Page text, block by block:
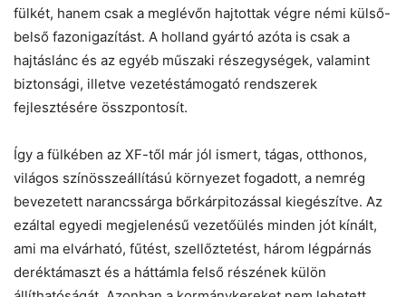
fülkét, hanem csak a meglévőn hajtottak végre némi külső-
belső fazonigazítást. A holland gyártó azóta is csak a
hajtáslánc és az egyéb műszaki részegységek, valamint
biztonsági, illetve vezetéstámogató rendszerek
fejlesztésére összpontosít.
Így a fülkében az XF-től már jól ismert, tágas, otthonos,
világos színösszeállítású környezet fogadott, a nemrég
bevezetett narancssárga bőrkárpitozással kiegészítve. Az
ezáltal egyedi megjelenésű vezetőülés minden jót kínált,
ami ma elvárható, fűtést, szellőztetést, három légpárnás
deréktámaszt és a háttámla felső részének külön